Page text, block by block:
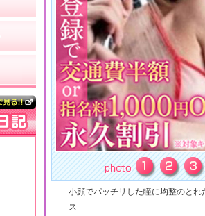
小顔でパッチリした瞳に均整のとれ
ス